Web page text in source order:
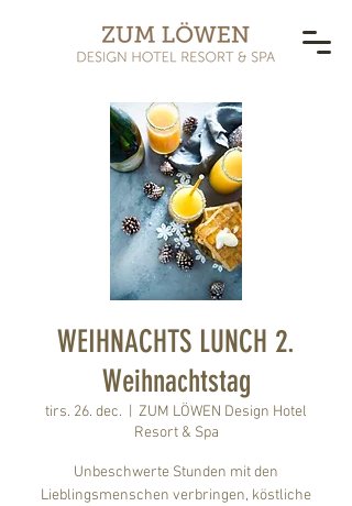
WEIHNACHTS LUNCH 2.
Weihnachtstag
tirs. 26. dec.
ZUM LÖWEN Design Hotel
Resort & Spa
Unbeschwerte Stunden mit den
Lieblingsmenschen verbringen, köstliche